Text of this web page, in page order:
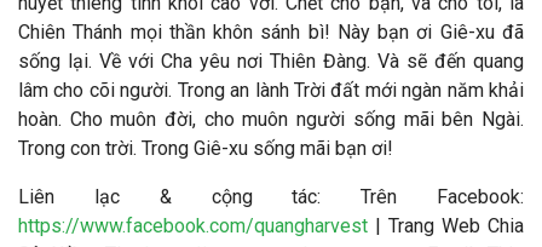
Chiên Thánh mọi thần khôn sánh bì! Này bạn ơi Giê-xu đã
sống lại. Về với Cha yêu nơi Thiên Đàng. Và sẽ đến quang
lâm cho cõi người. Trong an lành Trời đất mới ngàn năm khải
hoàn. Cho muôn đời, cho muôn người sống mãi bên Ngài.
Trong con trời. Trong Giê-xu sống mãi bạn ơi!
Liên lạc & cộng tác: Trên Facebook:
https://www.facebook.com/quangharvest | Trang Web Chia